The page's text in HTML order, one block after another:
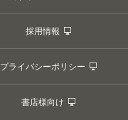
採用情報
プライバシーポリシー
書店様向け